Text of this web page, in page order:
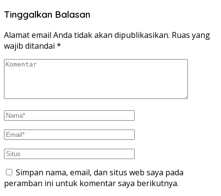
Tinggalkan Balasan
Alamat email Anda tidak akan dipublikasikan. Ruas yang
wajib ditandai *
Simpan nama, email, dan situs web saya pada
peramban ini untuk komentar saya berikutnya.